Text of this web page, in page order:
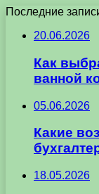
Последние
20.06.2026
Как
ванной
05.06.2026
Какие
18.05.2026